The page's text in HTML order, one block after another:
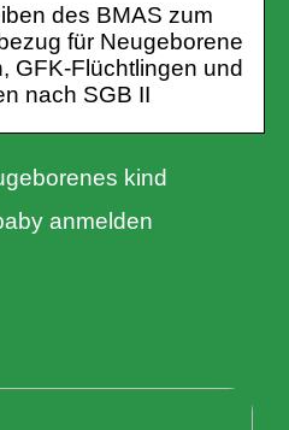
des BMAS zum
für Neugeborene
GFK-Flüchtlingen und
nach SGB II
kind
anmelden